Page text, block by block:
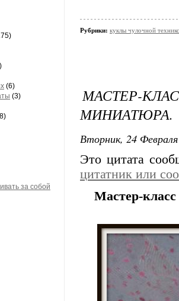
(6)
(3)
за собой
Рубрики: куклы чулочной
МАСТЕР-
МИНИАТЮРА.
Вторник, 24
Это цитата
цитатник или
Мастер-